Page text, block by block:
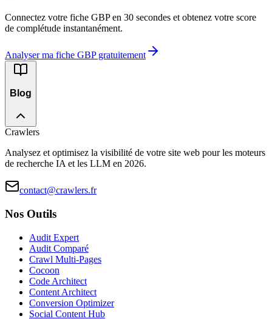
Connectez votre fiche GBP en 30 secondes et obtenez votre score
de complétude instantanément.
Analyser ma fiche GBP gratuitement
Blog
Crawlers
Analysez et optimisez la visibilité de votre site web pour les moteurs
de recherche IA et les LLM en 2026.
contact@crawlers.fr
Nos Outils
Audit Expert
Audit Comparé
Crawl Multi-Pages
Cocoon
Code Architect
Content Architect
Conversion Optimizer
Social Content Hub